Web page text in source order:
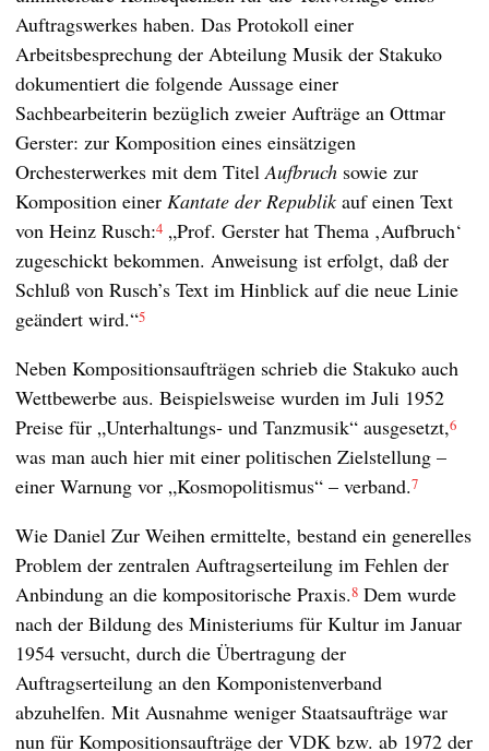
Auftragswerkes haben. Das Protokoll einer
Arbeitsbesprechung der Abteilung Musik der Stakuko
dokumentiert die folgende Aussage einer
Sachbearbeiterin bezüglich zweier Aufträge an Ottmar
Gerster: zur Komposition eines einsätzigen
Orchesterwerkes mit dem TitelAufbruch sowie zur
Komposition einer Kantate der Republikauf einen Text
von Heinz Rusch:4 „Prof. Gerster hat Thema ‚Aufbruch‘
zugeschickt bekommen. Anweisung ist erfolgt, daß der
Schluß von Rusch’s Text im Hinblick auf die neue Linie
geändert wird.“5
Neben Kompositionsaufträgen schrieb die Stakuko auch
Wettbewerbe aus. Beispielsweise wurden im Juli 1952
Preise für „Unterhaltungs- und Tanzmusik“ ausgesetzt,6
was man auch hier mit einer politischen Zielstellung –
einer Warnung vor „Kosmopolitismus“ – verband.7
Wie Daniel Zur Weihen ermittelte, bestand ein generelles
Problem der zentralen Auftragserteilung im Fehlen der
Anbindung an die kompositorische Praxis.8 Dem wurde
nach der Bildung des Ministeriums für Kultur im Januar
1954 versucht, durch die Übertragung der
Auftragserteilung an den Komponistenverband
abzuhelfen. Mit Ausnahme weniger Staatsaufträge war
nun für Kompositionsaufträge der VDK bzw. ab 1972 der